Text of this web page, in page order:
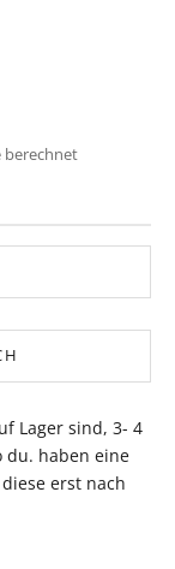
berechnet
Lager sind, 3- 4
du. haben eine
erst nach